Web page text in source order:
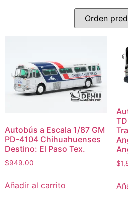
Autobús a Escala 1/87 GM
PD-4104 Chihuahuenses
Destino: El Paso Tex.
$949.00
Añadir al carrito
$